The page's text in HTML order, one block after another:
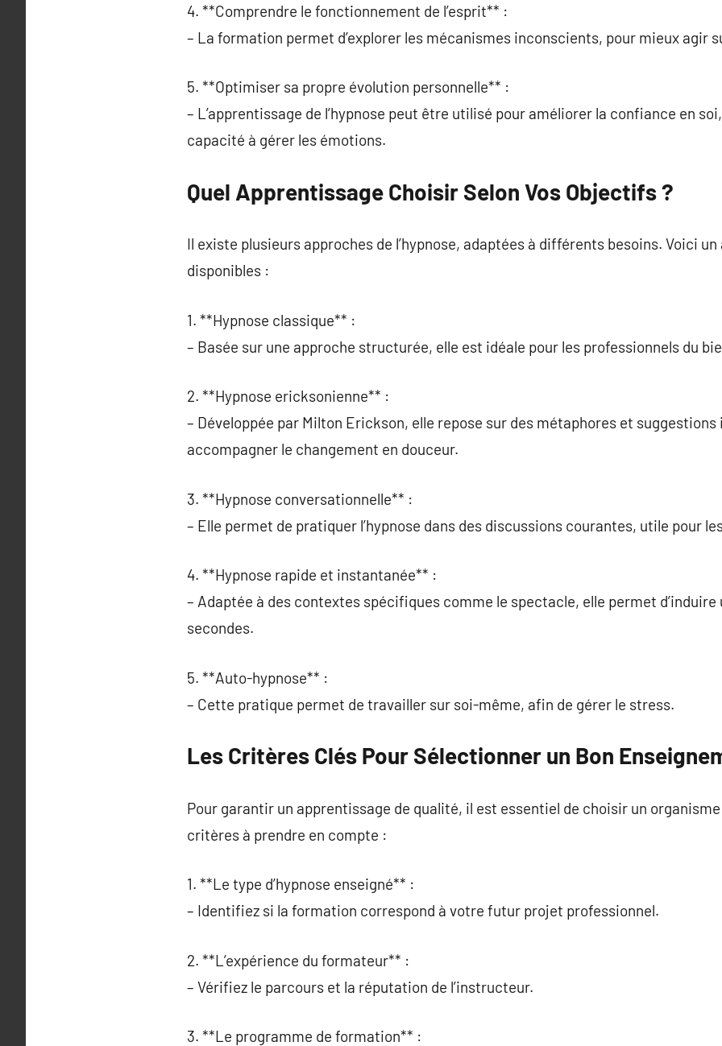
4. **Comprendre le fonctionnement de l’esprit** :
– La formation permet d’explorer les mécanismes inconscients, pour mieux agir
5. **Optimiser sa propre évolution personnelle** :
– L’apprentissage de l’hypnose peut être utilisé pour améliorer la confiance en
capacité à gérer les émotions.
Quel Apprentissage Choisir Selon Vos Objectifs ?
Il existe plusieurs approches de l’hypnose, adaptées à différents besoins. Voici
disponibles :
1. **Hypnose classique** :
– Basée sur une approche structurée, elle est idéale pour les professionnels du
2. **Hypnose ericksonienne** :
– Développée par Milton Erickson, elle repose sur des métaphores et
accompagner le changement en douceur.
3. **Hypnose conversationnelle** :
– Elle permet de pratiquer l’hypnose dans des discussions courantes, utile pour
4. **Hypnose rapide et instantanée** :
– Adaptée à des contextes spécifiques comme le spectacle, elle permet d’induire
secondes.
5. **Auto-hypnose** :
– Cette pratique permet de travailler sur soi-même, afin de gérer le stress.
Les Critères Clés Pour Sélectionner un Bon
Pour garantir un apprentissage de qualité, il est essentiel de choisir un
critères à prendre en compte :
1. **Le type d’hypnose enseigné** :
– Identifiez si la formation correspond à votre futur projet professionnel.
2. **L’expérience du formateur** :
– Vérifiez le parcours et la réputation de l’instructeur.
3. **Le programme de formation** :